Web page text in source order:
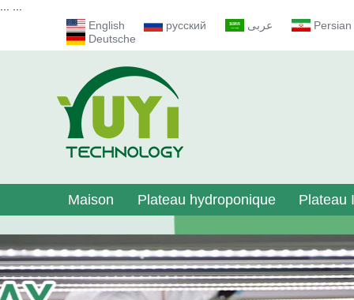
English
русский عربى Persian
Deutsche
Maison Plateau hydroponique Plateau